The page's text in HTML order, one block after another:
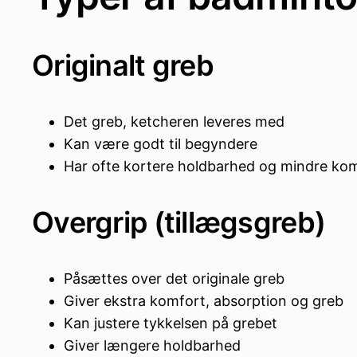
Originalt greb
Det greb, ketcheren leveres med
Kan være godt til begyndere
Har ofte kortere holdbarhed og mindre
Overgrip (tillægsgreb)
Påsættes over det originale greb
Giver ekstra komfort, absorption og greb
Kan justere tykkelsen på grebet
Giver længere holdbarhed